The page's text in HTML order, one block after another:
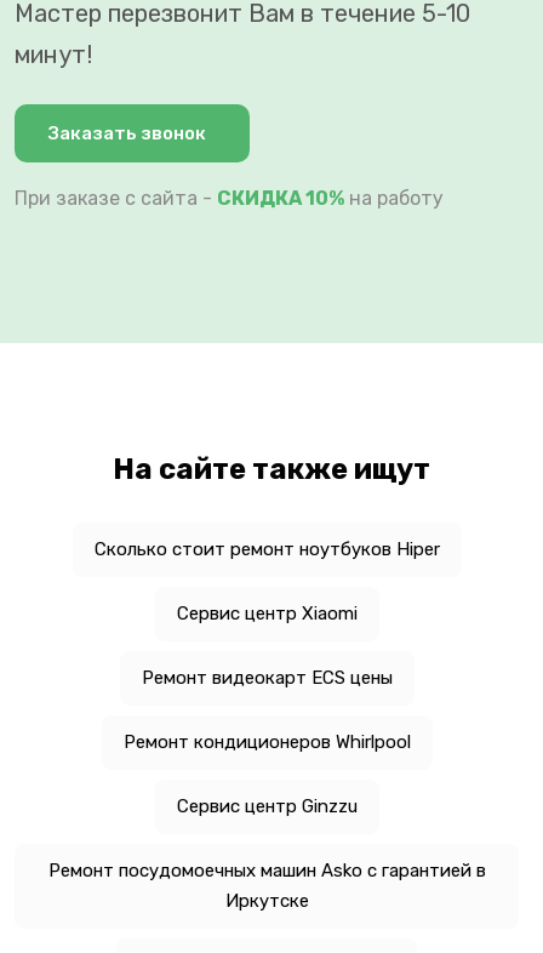
Мастер перезвонит Вам в течение 5-10
минут!
Заказать звонок
При заказе с сайта - СКИДКА 10% на работу
На сайте также ищут
Сколько стоит ремонт ноутбуков Hiper
Сервис центр Xiaomi
Ремонт видеокарт ECS цены
Ремонт кондиционеров Whirlpool
Сервис центр Ginzzu
Ремонт посудомоечных машин Asko с гарантией в
Иркутске